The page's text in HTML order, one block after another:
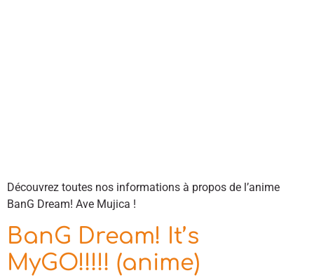
Découvrez toutes nos informations à propos de l’anime
BanG Dream! Ave Mujica !
BanG Dream! It’s
MyGO!!!!! (anime)